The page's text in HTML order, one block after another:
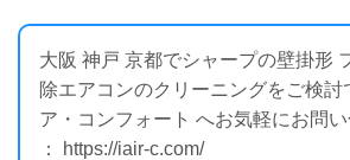
大阪 神戸 京都でシャープの壁掛形
除エアコンのクリーニングをご検討
ア・コンフォート へお気軽にお問
： https://iair-c.com/